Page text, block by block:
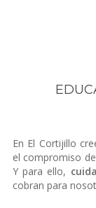
En El Cortijillo
el compromiso
Y para ello,
cobran para